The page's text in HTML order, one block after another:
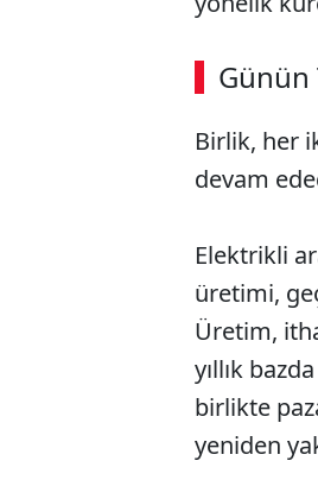
Birlik, her
devam
Elektrikli
üretimi,
Üretim,
yıllık
birlikte
yeniden